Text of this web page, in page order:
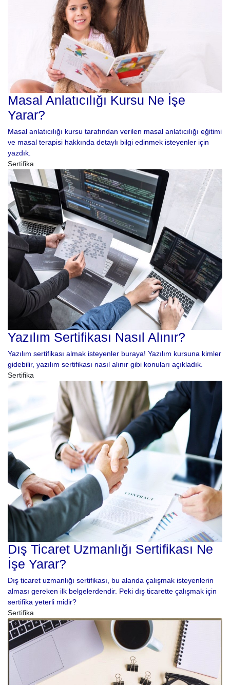
Masal Anlatıcılığı Kursu Ne İşe
Yarar?
Masal anlatıcılığı kursu tarafından verilen masal anlatıcılığı eğitimi
ve masal terapisi hakkında detaylı bilgi edinmek isteyenler için
yazdık.
Sertifika
Yazılım Sertifikası Nasıl Alınır?
Yazılım sertifikası almak isteyenler buraya! Yazılım kursuna kimler
gidebilir, yazılım sertifikası nasıl alınır gibi konuları açıkladık.
Sertifika
Dış Ticaret Uzmanlığı Sertifikası Ne
İşe Yarar?
Dış ticaret uzmanlığı sertifikası, bu alanda çalışmak isteyenlerin
alması gereken ilk belgelerdendir. Peki dış ticarette çalışmak için
sertifika yeterli midir?
Sertifika